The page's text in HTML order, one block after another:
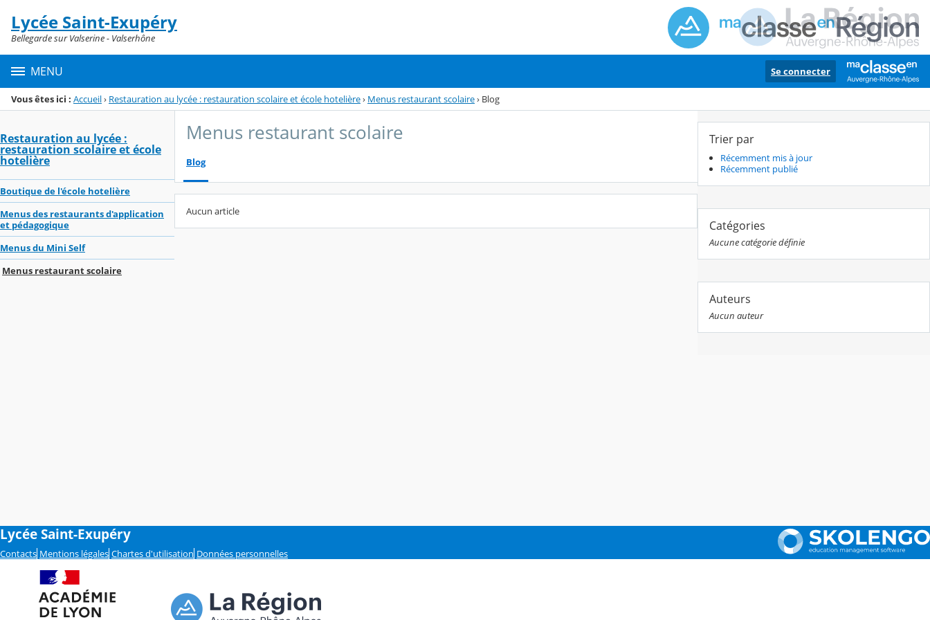
Menu de la rubrique
Contenu
Lycée Saint-Exupéry
Bellegarde sur Valserine - Valserhône
MENU Se connecter
Vous êtes ici : Accueil› Restauration au lycée : restauration scolaire et école hotelière› Menus restaurant scolaire› Blog
Restauration au lycée :
restauration scolaire et école
hotelière
Boutique de l'école hotelière
Menus des restaurants d'application
et pédagogique
Menus du Mini Self
Menus restaurant scolaire
Menus restaurant scolaire
Blog
Aucun article
Trier par
Récemment mis à jour
Récemment publié
Catégories
Aucune catégorie définie
Auteurs
Aucun auteur
Lycée Saint-Exupéry
Contacts Mentions légales Chartes d'utilisation Données personnelles